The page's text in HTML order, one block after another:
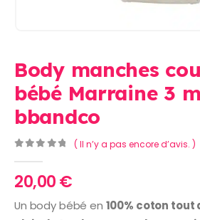
Body manches
bébé Marraine 3
bbandco
( Il n’y a pas encore d’avis. )
20,00€
Un body bébé en 100% coton tout